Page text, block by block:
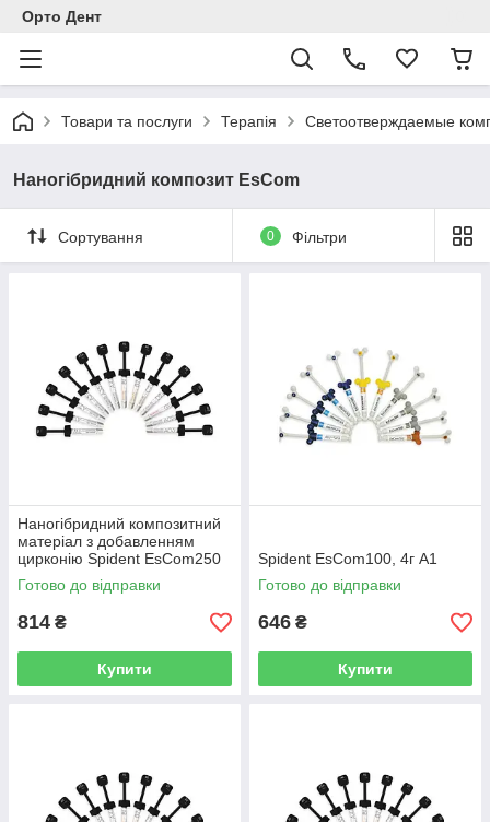
Орто Дент
Товари та послуги Терапія Светоотверждаемые
Наногібридний композит EsCom
Сортування 0 Фільтри
Наногібридний композитний
матеріал з добавленням
цирконію Spident EsCom250
4г, A1
Готово до відправки
814 ₴
Купити
Spident EsCom100, 4г A1
Готово до відправки
646 ₴
Купити